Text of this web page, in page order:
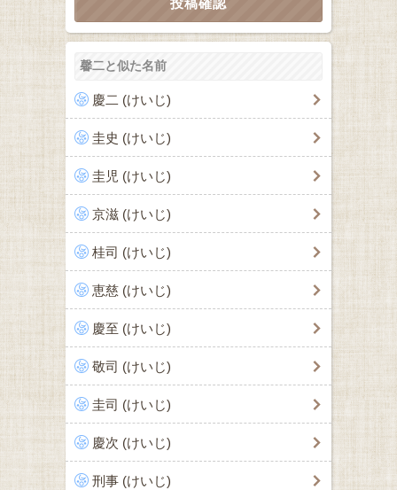
馨二と似た名前
慶二 (けいじ)
圭史 (けいじ)
圭児 (けいじ)
京滋 (けいじ)
桂司 (けいじ)
恵慈 (けいじ)
慶至 (けいじ)
敬司 (けいじ)
圭司 (けいじ)
慶次 (けいじ)
刑事 (けいじ)